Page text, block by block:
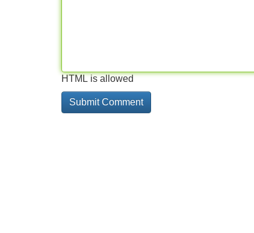
HTML is allowed